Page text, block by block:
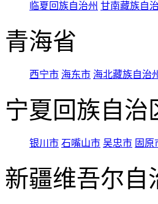
临夏回族自治州 甘南藏族自
青海省
西宁市 海东市 海北藏族自治
宁夏回族自治
银川市 石嘴山市 吴忠市 固原
新疆维吾尔自